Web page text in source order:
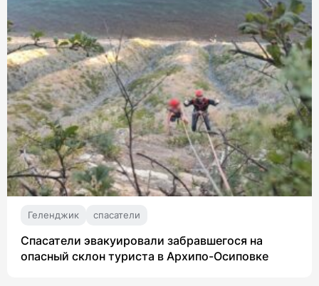
Геленджик спасатели
Спасатели эвакуировали забравшегося на
опасный склон туриста в Архипо-Осиповке